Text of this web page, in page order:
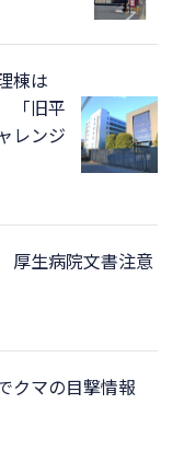
棟は
「旧平
レンジ
厚生病院文書注意
クマの目撃情報